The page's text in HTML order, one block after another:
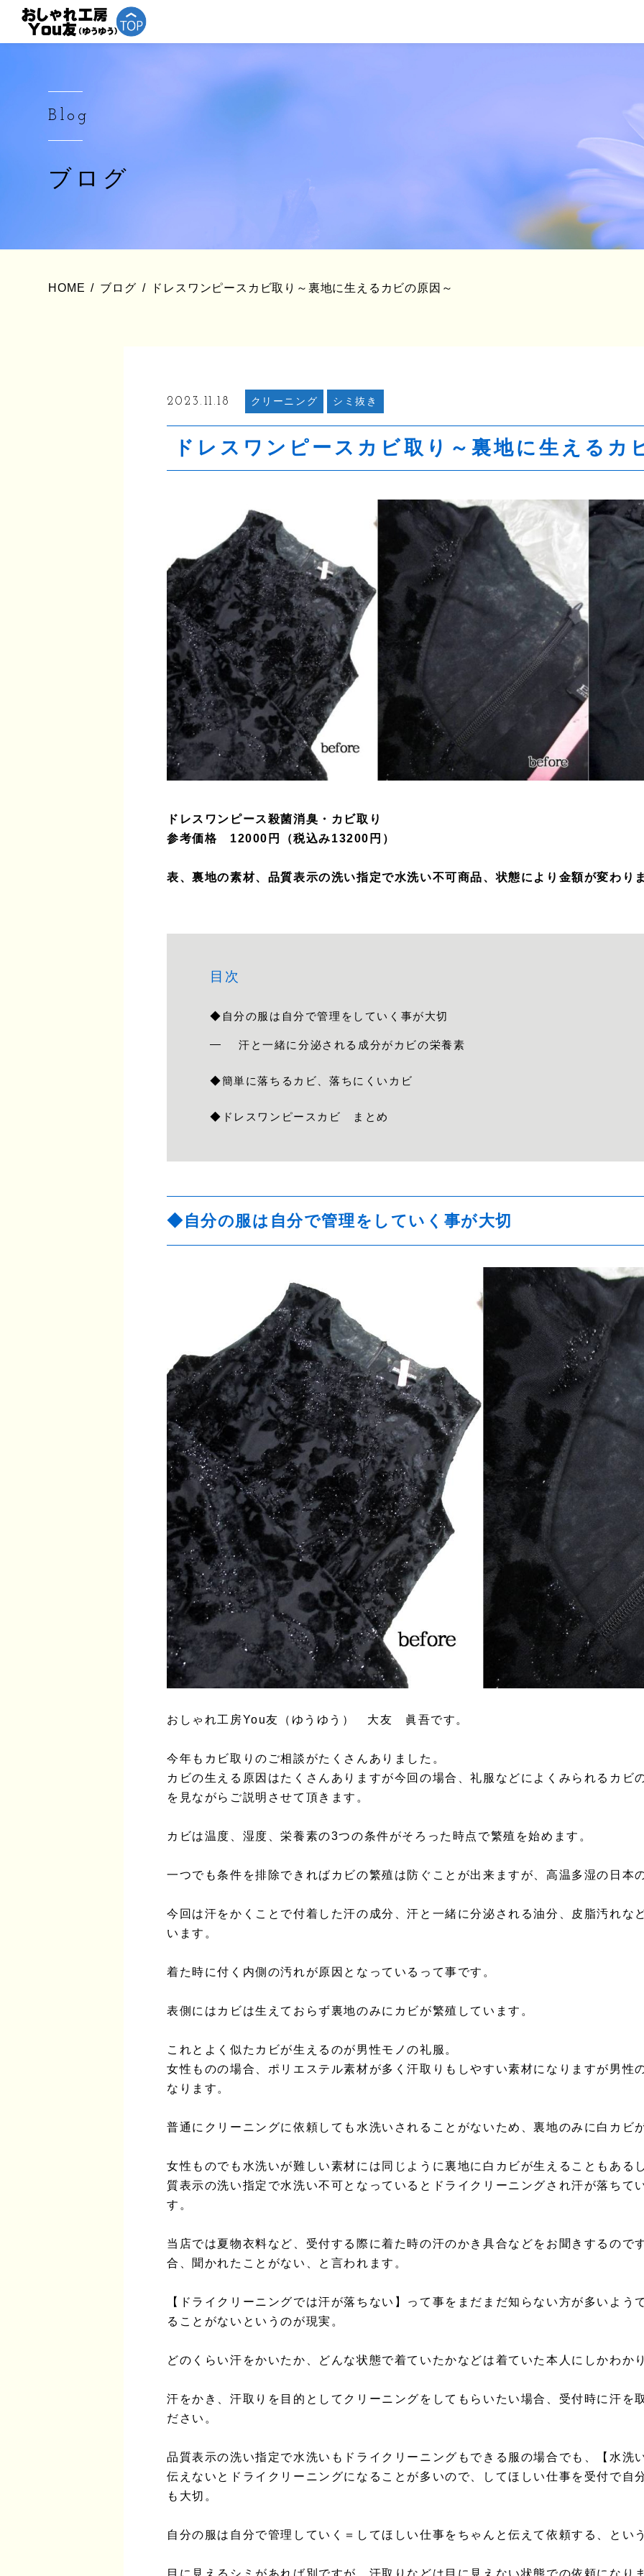
Blog
ブログ
HOME ブログ ドレスワンピースカビ取り～裏地に生えるカビの原因～
2023.11.18 クリーニング シミ抜き
ドレスワンピースカビ取り～裏地に生えるカ
ドレスワンピース殺菌消臭・カビ取り
参考価格　12000円（税込み13200円）
表、裏地の素材、品質表示の洗い指定で水洗い不可商品、状態により金額が変わり
目次
◆自分の服は自分で管理をしていく事が大切
汗と一緒に分泌される成分がカビの栄養素
◆簡単に落ちるカビ、落ちにくいカビ
◆ドレスワンピースカビ まとめ
◆自分の服は自分で管理をしていく事が大切
おしゃれ工房You友（ゆうゆう） 大友 眞吾です。
今年もカビ取りのご相談がたくさんありました。
カビの生える原因はたくさんありますが今回の場合、礼服などによくみられるカビ
を見ながらご説明させて頂きます。
カビは温度、湿度、栄養素の3つの条件がそろった時点で繁殖を始めます。
一つでも条件を排除できればカビの繁殖は防ぐことが出来ますが、高温多湿の日本
今回は汗をかくことで付着した汗の成分、汗と一緒に分泌される油分、皮脂汚れな
います。
着た時に付く内側の汚れが原因となっているって事です。
表側にはカビは生えておらず裏地のみにカビが繁殖しています。
これとよく似たカビが生えるのが男性モノの礼服。
女性ものの場合、ポリエステル素材が多く汗取りもしやすい素材になりますが男性
なります。
普通にクリーニングに依頼しても水洗いされることがないため、裏地のみに白カビ
女性ものでも水洗いが難しい素材には同じように裏地に白カビが生えることもある
質表示の洗い指定で水洗い不可となっているとドライクリーニングされ汗が落ちて
す。
当店では夏物衣料など、受付する際に着た時の汗のかき具合などをお聞きするので
合、聞かれたことがない、と言われます。
【ドライクリーニングでは汗が落ちない】って事をまだまだ知らない方が多いよう
ることがないというのが現実。
どのくらい汗をかいたか、どんな状態で着ていたかなどは着ていた本人にしかわか
汗をかき、汗取りを目的としてクリーニングをしてもらいたい場合、受付時に汗を
ださい。
品質表示の洗い指定で水洗いもドライクリーニングもできる服の場合でも、【水洗
伝えないとドライクリーニングになることが多いので、してほしい仕事を受付で自
も大切。
自分の服は自分で管理していく＝してほしい仕事をちゃんと伝えて依頼する、とい
目に見えるシミがあれば別ですが、汗取りなどは目に見えない状態での依頼になり